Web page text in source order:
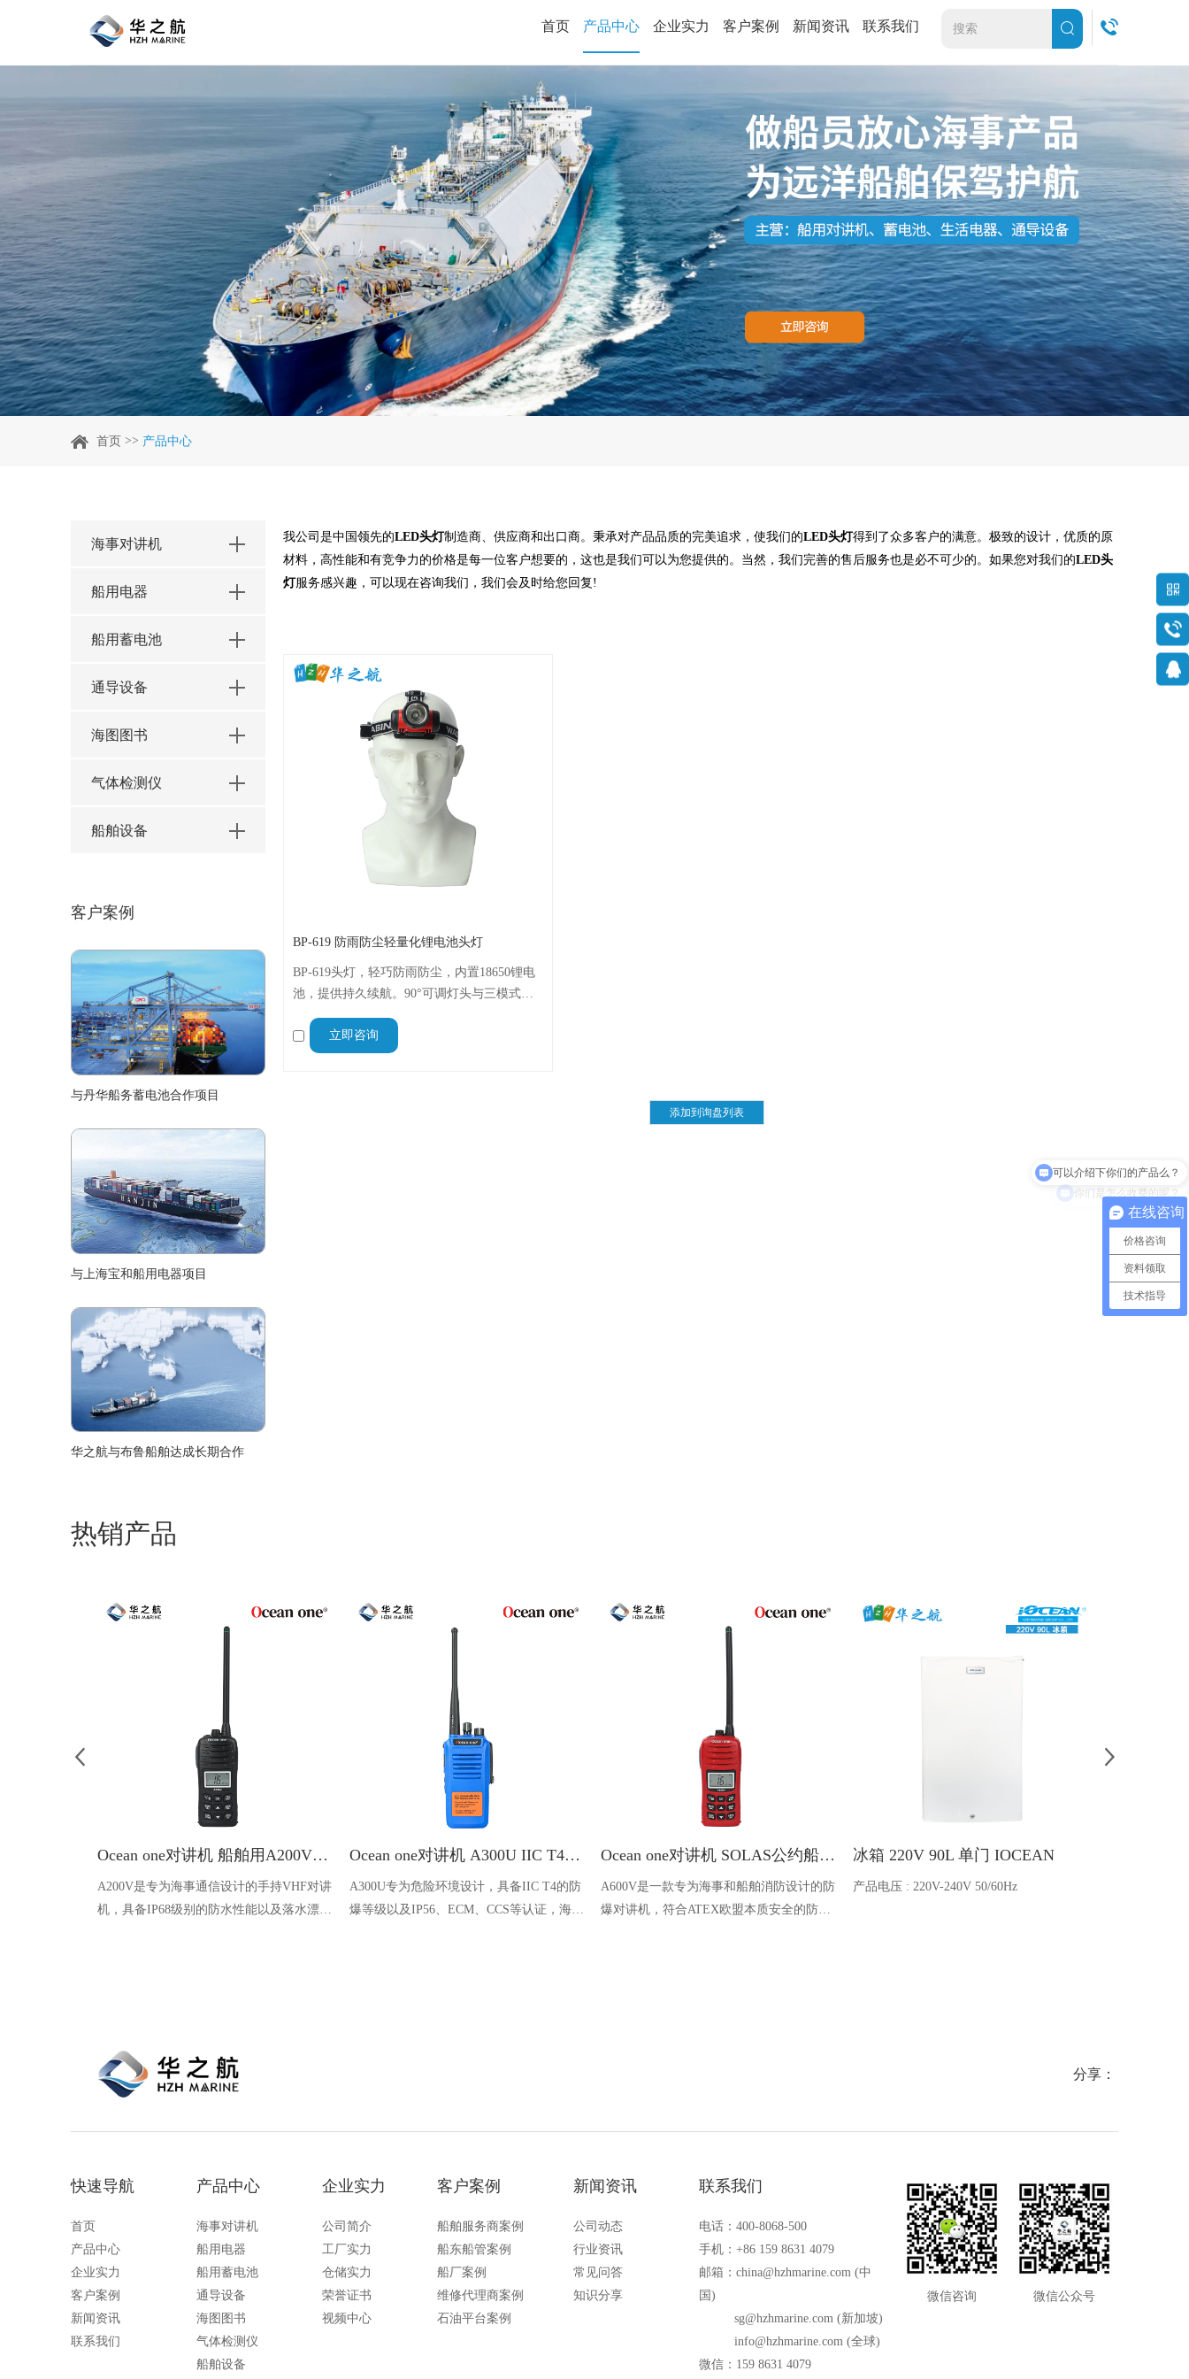
首页 产品中心 企业实力 客户案例 新闻资讯 联系我们
首页 >> 产品中心
我公司是中国领先的LED头灯制造商、供应商和出口商。秉承对产品品质的完美追求，使我们的LED头灯得到了众多客户的满意。极致的设计，优质的原
材料，高性能和有竞争力的价格是每一位客户想要的，这也是我们可以为您提供的。当然，我们完善的售后服务也是必不可少的。如果您对我们的LED头
灯服务感兴趣，可以现在咨询我们，我们会及时给您回复!
BP-619 防雨防尘轻量化锂电池头灯
BP-619头灯，轻巧防雨防尘，内置18650锂电
池，提供持久续航。90°可调灯头与三模式照
明，满足多场景需求。高亮度LED确保远距离
照明，是夜间工作与户外探索的可靠伙伴，佩
戴舒适无压力。
立即咨询
海事对讲机
船用电器
船用蓄电池
通导设备
海图图书
气体检测仪
船舶设备
客户案例
与丹华船务蓄电池合作项目
与上海宝和船用电器项目
华之航与布鲁船舶达成长期合作
热销产品
Ocean one对讲机 船舶用A200V漂浮式手持防水对讲机
A200V是专为海事通信设计的手持VHF对讲
机，具备IP68级别的防水性能以及落水漂浮
Ocean one对讲机 A300U IIC T4氢气防爆对讲机 船舶消防本质安全无线电
A300U专为危险环境设计，具备IIC T4的防
爆等级以及IP56、ECM、CCS等认证，海上
Ocean one对讲机 SOLAS公约船舶消防A600V ATEX防爆对讲机
A600V是一款专为海事和船舶消防设计的防
爆对讲机，符合ATEX欧盟本质安全的防爆
冰箱 220V 90L 单门 IOCEAN
产品电压 : 220V-240V 50/60Hz
分享：
快速导航
首页
产品中心
企业实力
客户案例
新闻资讯
联系我们
产品中心
海事对讲机
船用电器
船用蓄电池
通导设备
海图图书
气体检测仪
船舶设备
企业实力
公司简介
工厂实力
仓储实力
荣誉证书
视频中心
客户案例
船舶服务商案例
船东船管案例
船厂案例
维修代理商案例
石油平台案例
新闻资讯
公司动态
行业资讯
常见问答
知识分享
联系我们
电话：400-8068-500
手机：+86 159 8631 4079
邮箱：china@hzhmarine.com (中
国)
sg@hzhmarine.com (新加坡)
info@hzhmarine.com (全球)
微信：159 8631 4079
微信咨询 微信公众号
在线咨询
价格咨询
资料领取
技术指导
你们是怎么收费的呢？